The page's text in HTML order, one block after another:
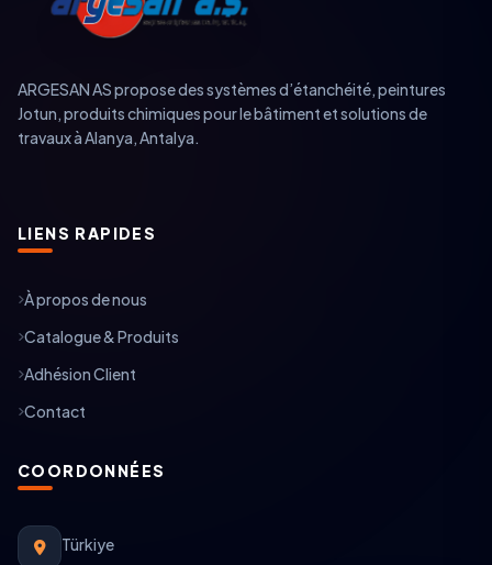
ARGESAN AS propose des systèmes d’étanchéité, peintures
Jotun, produits chimiques pour le bâtiment et solutions de
travaux à Alanya, Antalya.
LIENS RAPIDES
À propos de nous
Catalogue & Produits
Adhésion Client
Contact
COORDONNÉES
Türkiye